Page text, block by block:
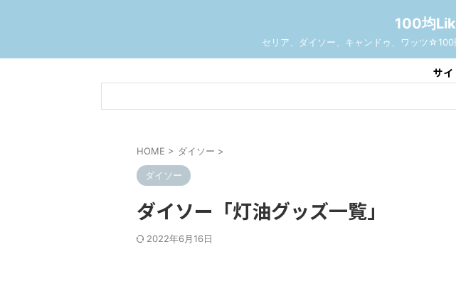
100均
セリア、ダイソー、キャンドゥ、ワッツ
サイ
HOME > ダイソー >
ダイソー
ダイソー「灯油グッズ一覧」
2022年6月16日